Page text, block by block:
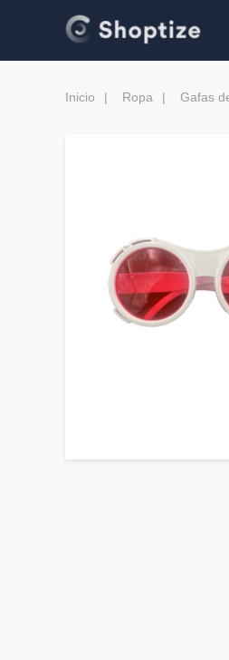
Inicio Ropa Gafas